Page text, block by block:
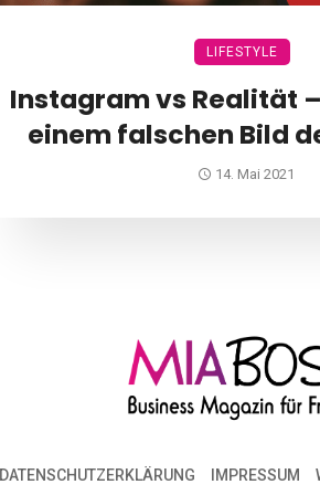
LIFESTYLE
Instagram vs Realität
einem falschen Bild
14. Mai 2021
DATENSCHUTZERKLÄRUNG IMPRESSUM